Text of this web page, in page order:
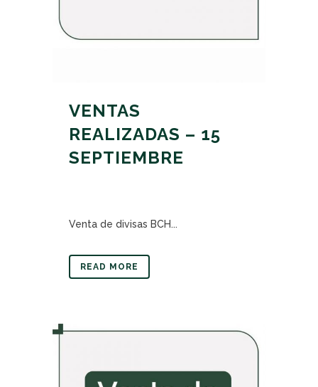
VENTAS
REALIZADAS – 15
SEPTIEMBRE
Venta de divisas BCH...
READ MORE